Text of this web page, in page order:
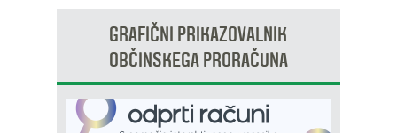
GRAFIČNI PRIKAZOVALNIK
OBČINSKEGA PRORAČUNA